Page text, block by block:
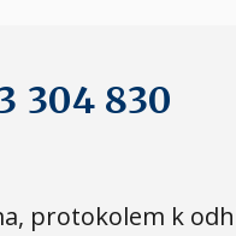
304 830
protokolem k